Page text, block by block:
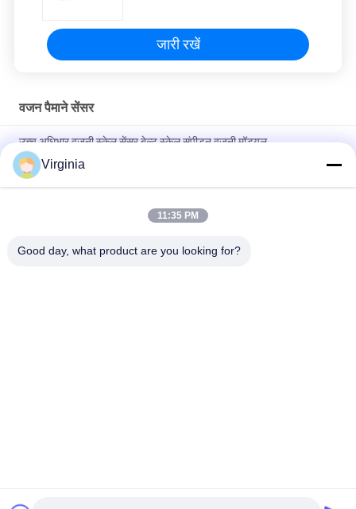
जारी रखें
वजन पैमाने सेंसर
उच्च अधिभार वजनी स्केल सेंसर बेल्ट स्केल संपीड़न वजनी मॉड्यूल
टैंक लोड सेल के लिए DC10V कस्टम वजनी स्केल सेंसर 500kg वजनी मॉड्यूल -
50T
औद्योगिक तराजू के लिए लोड सेल लोड सेल फैक्टरी 50 टन लोड सेल दबाव सेंसर
Virginia
11:35 PM
Good day, what product are you looking for?